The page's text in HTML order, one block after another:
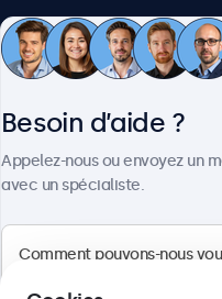
Besoin d’aide ?
Appelez-nous ou envoyez un
avec un spécialiste.